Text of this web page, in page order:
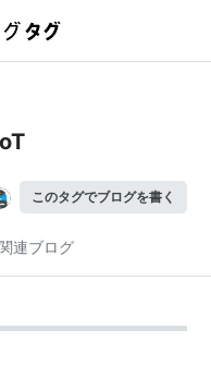
このタグでブログを書く
連ブログ